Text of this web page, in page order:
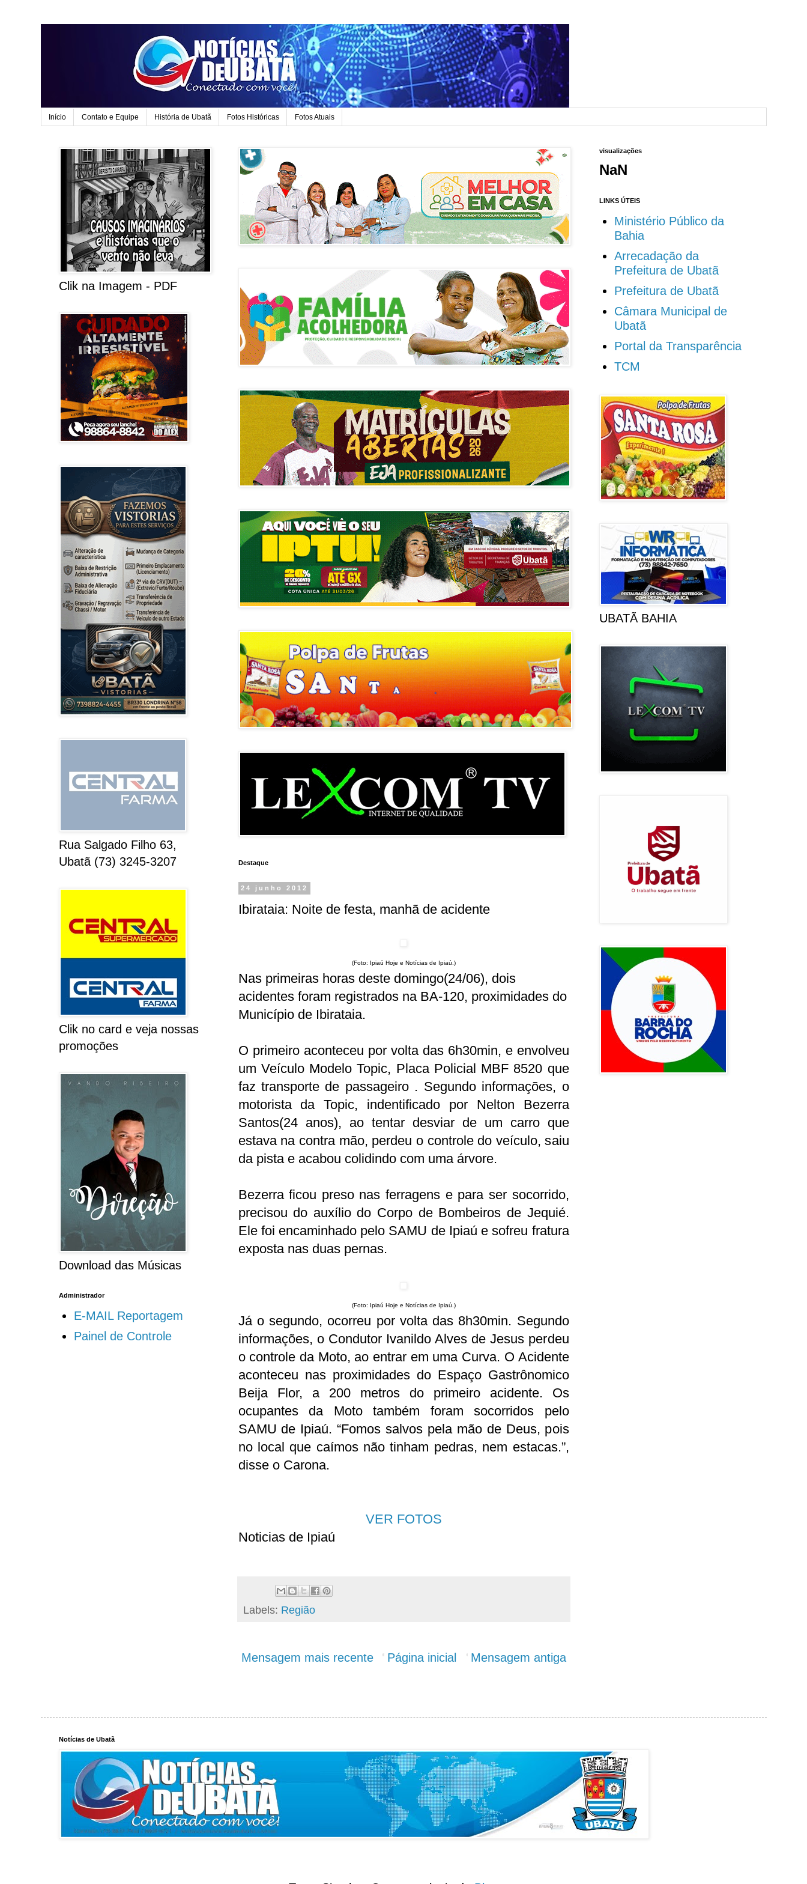
Início Contato e Equipe História de Ubatã Fotos Históricas Fotos Atuais
Destaque
24 junho 2012
Ibirataia: Noite de festa, manhã de acidente
(Foto: Ipiaú Hoje e Notícias de Ipiaú.)
Nas primeiras horas deste domingo(24/06), dois
acidentes foram registrados na BA-120, proximidades do
Município de Ibirataia.
O primeiro aconteceu por volta das 6h30min, e envolveu
um Veículo Modelo Topic, Placa Policial MBF 8520 que
faz transporte de passageiro . Segundo informações, o
motorista da Topic, indentificado por Nelton Bezerra
Santos(24 anos), ao tentar desviar de um carro que
estava na contra mão, perdeu o controle do veículo, saiu
da pista e acabou colidindo com uma árvore.
Bezerra ficou preso nas ferragens e para ser socorrido,
precisou do auxílio do Corpo de Bombeiros de Jequié.
Ele foi encaminhado pelo SAMU de Ipiaú e sofreu fratura
exposta nas duas pernas.
(Foto: Ipiaú Hoje e Notícias de Ipiaú.)
Já o segundo, ocorreu por volta das 8h30min. Segundo
informações, o Condutor Ivanildo Alves de Jesus perdeu
o controle da Moto, ao entrar em uma Curva. O Acidente
aconteceu nas proximidades do Espaço Gastrônomico
Beija Flor, a 200 metros do primeiro acidente. Os
ocupantes da Moto também foram socorridos pelo
SAMU de Ipiaú. “Fomos salvos pela mão de Deus, pois
no local que caímos não tinham pedras, nem estacas.”,
disse o Carona.
VER FOTOS
Noticias de Ipiaú
Labels: Região
Mensagem mais recente Mensagem antiga
Página inicial
Clik na Imagem - PDF
Rua Salgado Filho 63,
Ubatã (73) 3245-3207
Clik no card e veja nossas
promoções
Download das Músicas
Administrador
E-MAIL Reportagem
Painel de Controle
visualizações
NaN
LINKS ÚTEIS
Ministério Público da
Bahia
Arrecadação da
Prefeitura de Ubatã
Prefeitura de Ubatã
Câmara Municipal de
Ubatã
Portal da Transparência
TCM
UBATÃ BAHIA
Notícias de Ubatã